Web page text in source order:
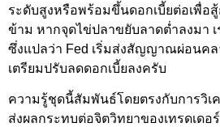
ระดับสูงหรือพร้อมขึ้นดอกเบี้ยต่อเพื่อ
ข้าม หากจุดไข่ปลาขยับลาดต่ำลงมา เร
ซึ่งแปลว่า Fed เริ่มส่งสัญญาณผ่อนคล
เตรียมปรับลดดอกเบี้ยลงครับ
ความรู้ชุดนี้สัมพันธ์โดยตรงกับการวิเ
ส่งผลกระทบต่อจิตวิทยาของเทรดเด